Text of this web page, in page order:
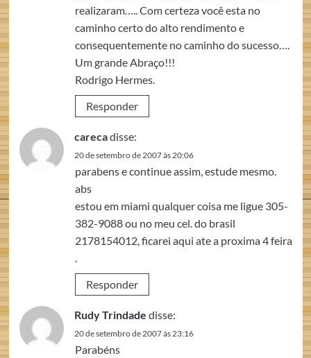
realizaram….. Com certeza você esta no
caminho certo do alto rendimento e
consequentemente no caminho do sucesso….
Um grande Abraço!!!
Rodrigo Hermes.
Responder
carecadisse:
20 de setembro de 2007 às 20:06
parabens e continue assim, estude mesmo.
abs
estou em miami qualquer coisa me ligue 305-
382-9088 ou no meu cel. do brasil
2178154012, ficarei aqui ate a proxima 4 feira
.
Responder
Rudy Trindade disse:
20 de setembro de 2007 às 23:16
Parabéns